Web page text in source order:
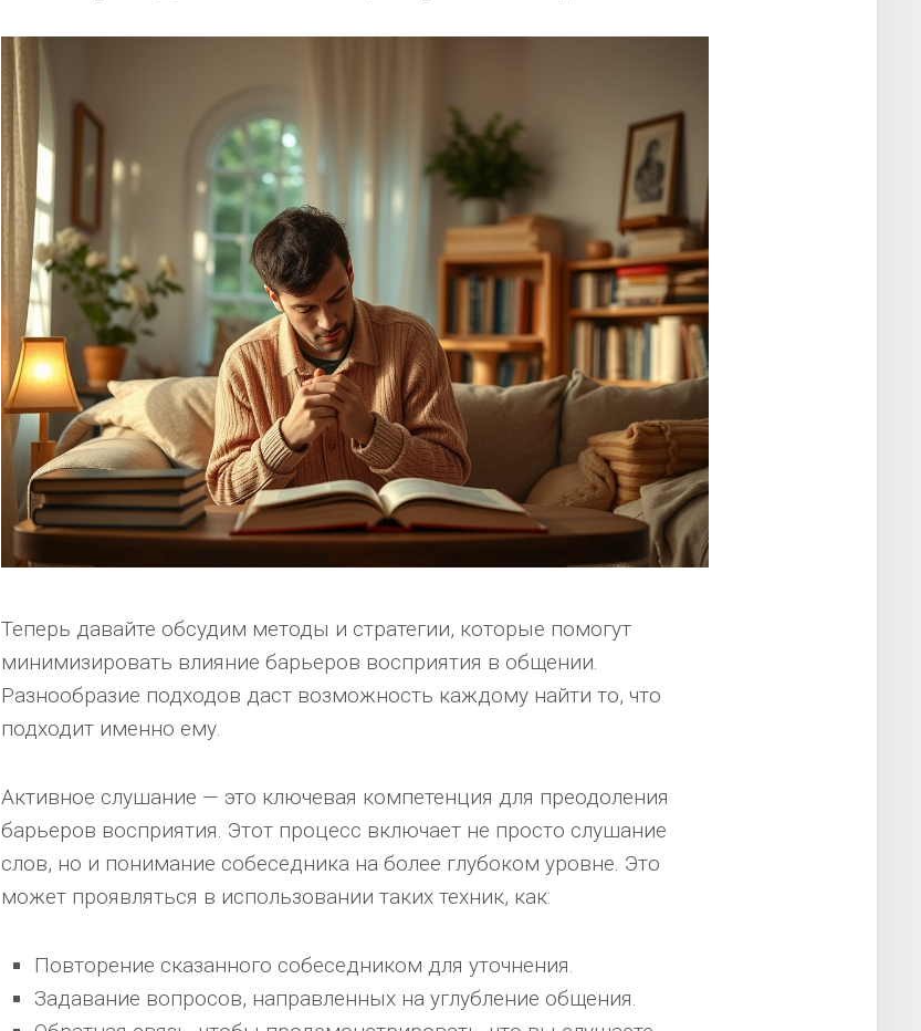
Теперь давайте обсудим методы и стратегии, которые помогут
минимизировать влияние барьеров восприятия в общении.
Разнообразие подходов даст возможность каждому найти то, что
подходит именно ему.
Активное слушание — это ключевая компетенция для преодоления
барьеров восприятия. Этот процесс включает не просто слушание
слов, но и понимание собеседника на более глубоком уровне. Это
может проявляться в использовании таких техник, как:
Повторение сказанного собеседником для уточнения.
Задавание вопросов, направленных на углубление общения.